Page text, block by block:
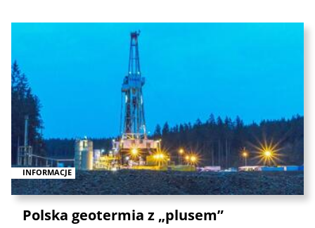
INFORMACJE
Polska geotermia z „plusem”